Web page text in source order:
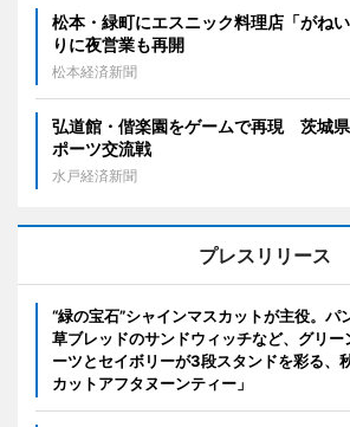
松本・緑町にエスニック料理店「がね
りに夜営業も再開
松本経済新聞
弘道館・偕楽園をゲームで再現 茨城
ポーツ交流戦
水戸経済新聞
プレスリリース
“緑の宝石”シャインマスカットが主役。パ
草ブレッドのサンドウィッチなど、グリー
ーツとセイボリーが3段スタンドを彩る、
カットアフタヌーンティー」